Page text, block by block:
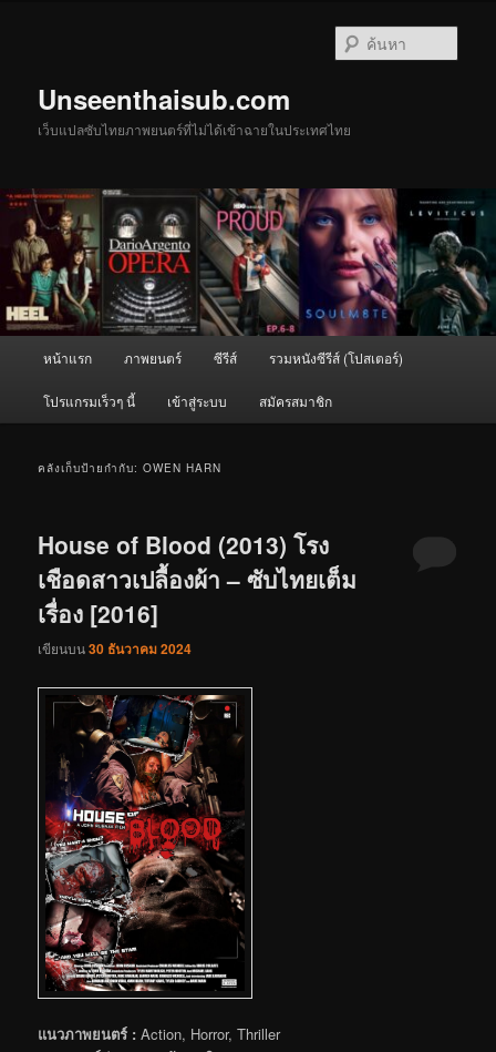
Unseenthaisub.com
เว็บแปลซับไทยภาพยนตร์ที่ไม่ได้เข้าฉายในประเทศไทย
หน้าแรก ภาพยนตร์ ซีรีส์ รวมหนังซีรีส์ (โปสเตอร์)
โปรแกรมเร็วๆ นี้ เข้าสู่ระบบ สมัครสมาชิก
คลังเก็บป้ายกำกับ:OWEN HARN
House of Blood (2013) โรง
เชือดสาวเปลื้องผ้า – ซับไทยเต็ม
เรื่อง [2016]
เขียนบน30 ธันวาคม 2024
แนวภาพยนตร์ : Action, Horror, Thriller